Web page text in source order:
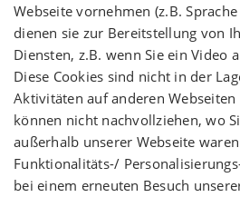
Webseite vornehmen (z.B.
dienen sie zur Bereitstellung von
Diensten, z.B. wenn Sie ein Video
Diese Cookies sind nicht in der
Aktivitäten auf anderen Webseiten
können nicht nachvollziehen, wo
außerhalb unserer Webseite
Funktionalitäts-/
bei einem erneuten Besuch